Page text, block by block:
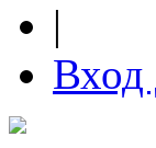
|
Вход